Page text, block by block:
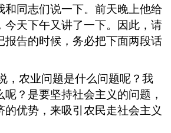
和同志们说一下。前天晚上他给
今天下午又讲了一下。因此，请
报告的时候，务必把下面两段话
，农业问题是什么问题呢？我
？是要坚持社会主义的问题，
的优势，来吸引农民走社会主义